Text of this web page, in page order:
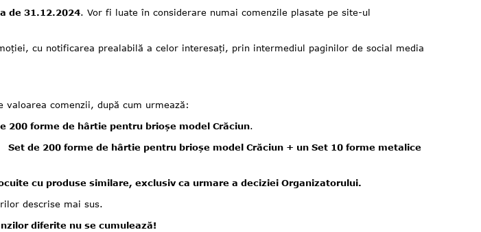
de 31.12.2024. Vor fi luate în considerare numai comenzile plasate pe site-ul
cu notificarea prealabilă a celor interesați, prin intermediul paginilor de social media
comenzii, după cum urmează:
200 forme de hârtie pentru brioșe model Crăciun.
de 200 forme de hârtie pentru brioșe model Crăciun + un Set 10 forme metalice
cu produse similare, exclusiv ca urmare a deciziei Organizatorului.
descrise mai sus.
diferite nu se cumulează!